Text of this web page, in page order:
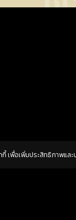
กี้ เพื่อเพิ่มประสิทธิภาพแล